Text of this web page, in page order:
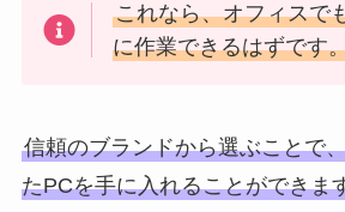
これなら、オフィスで
に作業できるはずです
信頼のブランドから選ぶことで
たPCを手に入れることができま